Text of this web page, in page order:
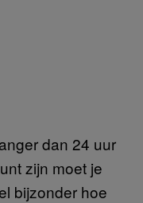
dan 24 uur
zijn moet je
bijzonder hoe